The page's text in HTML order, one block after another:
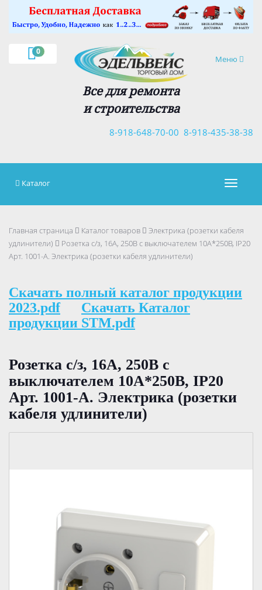
0
Навигация
Меню
Все для ремонта
и строительства
8-918-435-38-38
8-918-648-70-00
×
Каталог
Главная страница Каталог товаров
Электрика (розетки кабеля
удлинители)
Розетка с/з, 16А, 250В с выключателем 10А*250В, IP20
Арт. 1001-А. Электрика (розетки кабеля удлинители)
Скачать полный каталог продукции
2023.pdf
Скачать Каталог
продукции STM.pdf
Розетка с/з, 16А, 250В с
выключателем 10А*250В, IP20
Арт. 1001-А. Электрика (розетки
кабеля удлинители)